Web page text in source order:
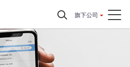
旗下公司